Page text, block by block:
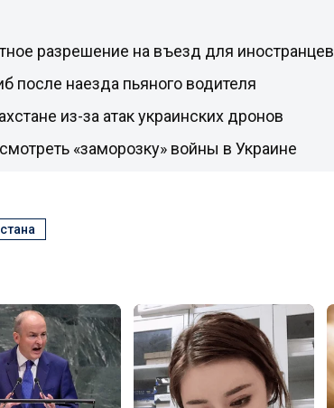
разрешение на въезд для иностранцев
после наезда пьяного водителя
из-за атак украинских дронов
«заморозку» войны в Украине